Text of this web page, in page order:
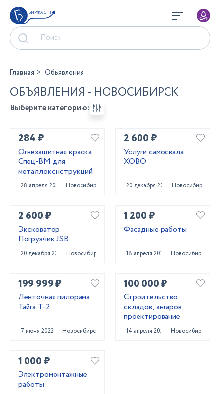
БИРЖА СНГ
Главная Объявления
ОБЪЯВЛЕНИЯ - НОВОСИБИРСК
Выберите категорию:
284 ₽
Огнезащитная краска
Спец-ВМ для
металлоконструкций
28 апреля 2025 Новосибирск
2 600 ₽
Услуги самосвала
ХОВО
20 декабря 2023 Новосибирск
2 600 ₽
Эксковатор
Погрузчик JSB
20 декабря 2023 Новосибирск
1 200 ₽
Фасадные работы
18 апреля 2023 Новосибирск
199 999 ₽
Ленточная пилорама
Тайга Т-2
7 июня 2022 Новосибирск
100 000 ₽
Строительство
складов, ангаров,
проектирование
14 апреля 2022 Новосибирск
1 000 ₽
Электромонтажные
работы